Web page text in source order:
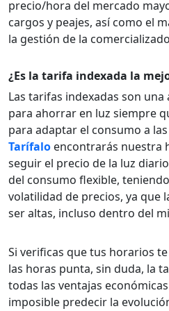
precio/hora del mercado
cargos y peajes, así como el
la gestión de la
¿Es la tarifa indexada la
Las tarifas indexadas son
para ahorrar en luz siempre
para adaptar el consumo a
Tarífalo encontrarás nuestra
seguir el precio de la luz
del consumo flexible,
volatilidad de precios, ya que
ser altas, incluso dentro del
Si verificas que tus horarios
las horas punta, sin duda, la
todas las ventajas
imposible predecir la